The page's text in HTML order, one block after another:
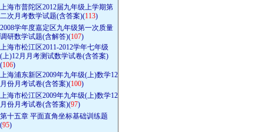
上海市普陀区2012届九年级上学期第
二次月考数学试题(含答案)(113)
2008学年度嘉定区九年级第一次质量
调研数学试题(含解答)(107)
上海市松江区2011-2012学年七年级
(上)12月月考测试数学试卷(含答案)
(106)
上海浦东新区2009年九年级(上)数学12
月份月考试卷(含答案)(100)
上海市松江区2009年九年级(上)数学12
月份月考试卷(含答案)(97)
第十五章 平面直角坐标基础训练题
(95)